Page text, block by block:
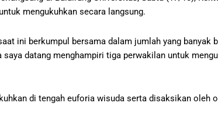
mengukuhkan secara langsung.
ini berkumpul bersama dalam jumlah yang
saya datang menghampiri tiga perwakilan untuk
di tengah euforia wisuda serta disaksikan